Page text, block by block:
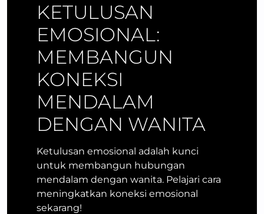
KETULUSAN
EMOSIONAL:
MEMBANGUN
KONEKSI
MENDALAM
DENGAN WANITA
Ketulusan emosional adalah kunci
untuk membangun hubungan
mendalam dengan wanita. Pelajari cara
meningkatkan koneksi emosional
sekarang!